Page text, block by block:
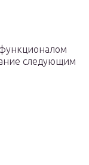
следующим